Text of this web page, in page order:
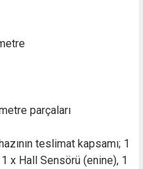
teslimat kapsamı; 1
x Hall Sensörü (enine), 1